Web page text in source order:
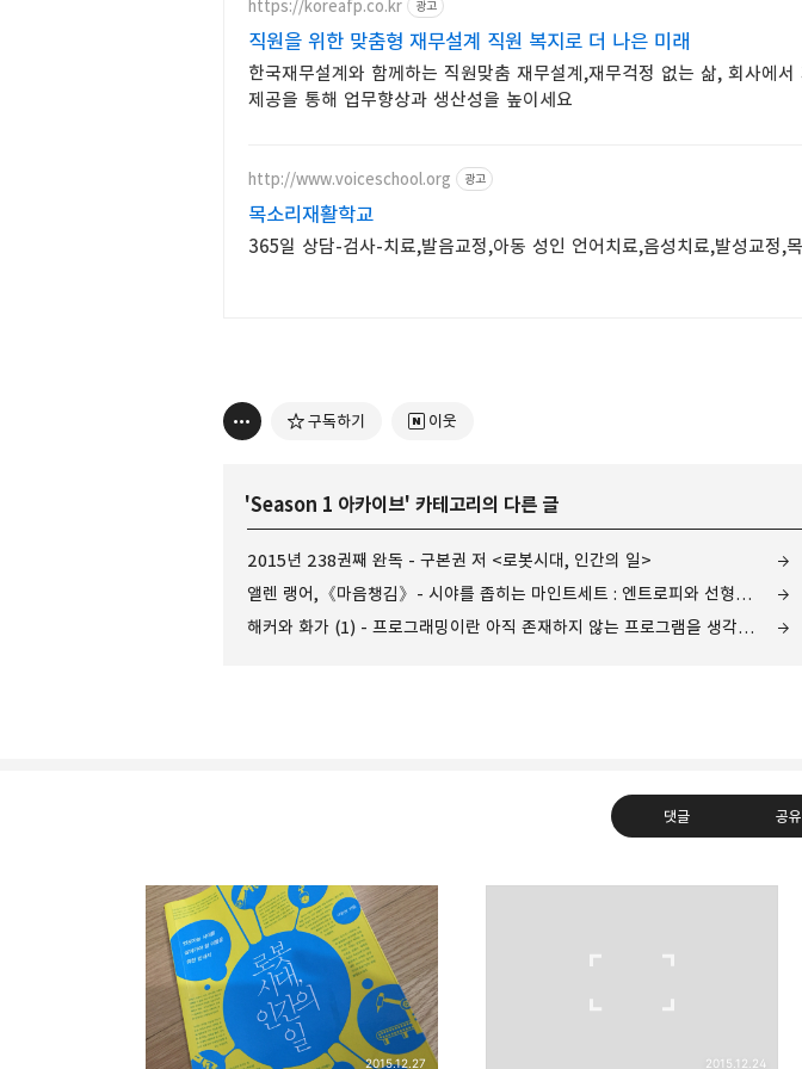
https://koreafp.co.kr 광고
직원을 위한 맞춤형 재무설계 직원 복지로 더 나은 미래
한국재무설계와 함께하는 직원맞춤 재무설계,재무걱정 없는 삶, 회사에
제공을 통해 업무향상과 생산성을 높이세요
http://www.voiceschool.org 광고
목소리재활학교
365일 상담-검사-치료,발음교정,아동 성인 언어치료,음성치료,발성교정,
구독하기 이웃
'Season 1 아카이브' 카테고리의 다른 글
2015년 238권째 완독 - 구본권 저 <로봇시대, 인간의 일>
앨렌 랭어,《마음챙김》- 시야를 좁히는 마인트세트 : 엔트로피와 선형적 시간
해커와 화가 (1) - 프로그래밍이란 아직 존재하지 않는 프로그램을 생각해 내기 위한 도구
댓글 공
갈루아의 반서재
모르는 것을 모아두는 서재. 읽을 책과 배울 주제를 정리합니다
구독하기
구독하기
2015.12.27 2015.12.24